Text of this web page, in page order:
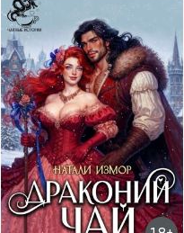
Драконий чай
Натали Измор
ПОЛНОСТЬЮ
78.8K
попаданка драконы
истинная пара